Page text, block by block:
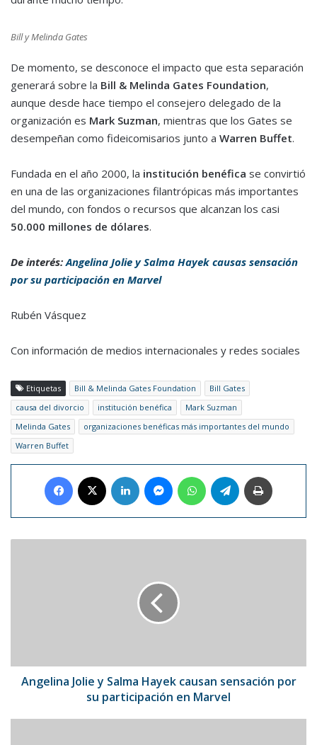
Bill y Melinda Gates
De momento, se desconoce el impacto que esta separación
generará sobre la Bill & Melinda Gates Foundation,
aunque desde hace tiempo el consejero delegado de la
organización es Mark Suzman, mientras que los Gates se
desempeñan como fideicomisarios junto a Warren Buffet.
Fundada en el año 2000, la institución benéfica se convirtió
en una de las organizaciones filantrópicas más importantes
del mundo, con fondos o recursos que alcanzan los casi
50.000 millones de dólares.
De interés:Angelina Jolie y Salma Hayek causas sensación
por su participación en Marvel
Rubén Vásquez
Con información de medios internacionales y redes sociales
Etiquetas Bill & Melinda Gates Foundation
Bill Gates
causa del divorcio
institución benéfica
Mark Suzman
Melinda Gates
organizaciones benéficas más importantes del mundo
Warren Buffet
Facebook LinkedIn MessengerWhatsAppTelegram
su
participación
Angelina Jolie y Salma Hayek causan sensación por
su participación en Marvel